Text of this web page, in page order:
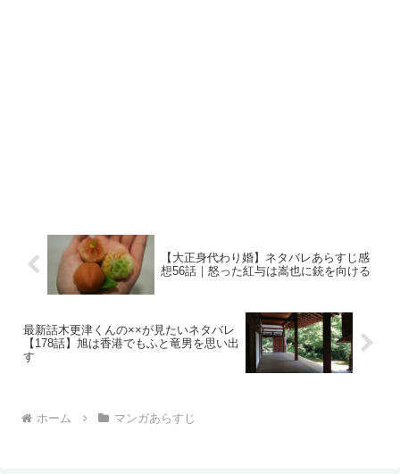
【大正身代わり婚】ネタバレあらすじ感
想56話｜怒った紅与は嵩也に銃を向ける
最新話木更津くんの××が見たいネタバレ
【178話】旭は香港でもふと竜男を思い出
す
ホーム マンガあらすじ